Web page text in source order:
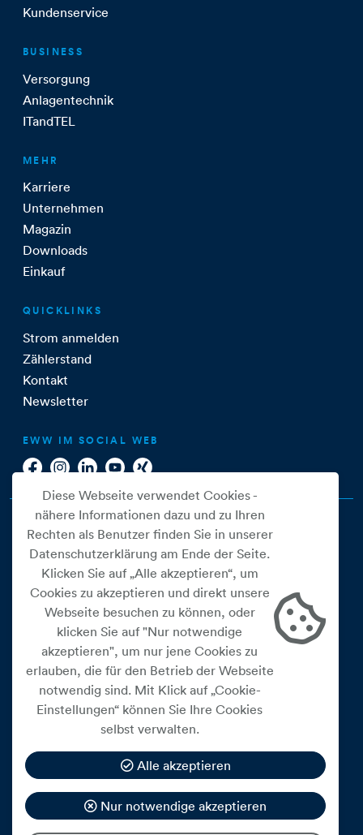
Kundenservice
BUSINESS
Versorgung
Anlagentechnik
ITandTEL
MEHR
Karriere
Unternehmen
Magazin
Downloads
Einkauf
QUICKLINKS
Strom anmelden
Zählerstand
Kontakt
Newsletter
EWW IM SOCIAL WEB
Cookie Einstellungen
Datenschutz
Impressum
Widerrufsbelehrung
Medienfreiheitsgesetz
Barrierefreiheitserklärung
Hinweisgeberschutz
Mein Konto
Diese Webseite verwendet Cookies -
nähere Informationen dazu und zu Ihren
Rechten als Benutzer finden Sie in unserer
Datenschutzerklärung am Ende der Seite.
Klicken Sie auf „Alle akzeptieren“, um
Cookies zu akzeptieren und direkt unsere
Webseite besuchen zu können, oder
klicken Sie auf "Nur notwendige
akzeptieren", um nur jene Cookies zu
erlauben, die für den Betrieb der Webseite
notwendig sind. Mit Klick auf „Cookie-
Einstellungen“ können Sie Ihre Cookies
selbst verwalten.
Alle akzeptieren
Nur notwendige akzeptieren